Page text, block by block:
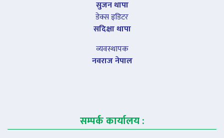
सुजन थापा
डेक्स इडिटर
सदिक्षा थापा
व्यवस्थापक
नवराज नेपाल
सम्पर्क कार्यालय :